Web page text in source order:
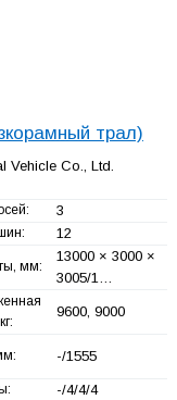
трал)
Vehicle Co., Ltd.
3
12
мм:
13000 × 3000 ×
3005/1…
9600, 9000
-/1555
-/4/4/4